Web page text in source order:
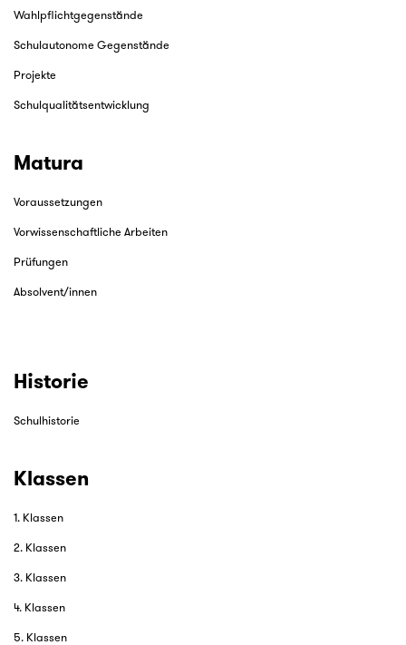
Wahlpflichtgegenstände
Schulautonome Gegenstände
Projekte
Schulqualitätsentwicklung
Matura
Voraussetzungen
Vorwissenschaftliche Arbeiten
Prüfungen
Absolvent/innen
Historie
Schulhistorie
Klassen
1. Klassen
2. Klassen
3. Klassen
4. Klassen
5. Klassen